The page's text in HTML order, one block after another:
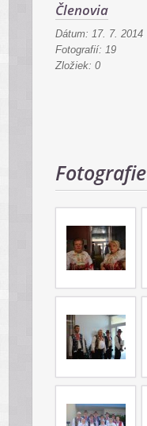
Členovia
Dátum: 17. 7. 2014
Fotografií: 19
Zložiek: 0
Fotografie